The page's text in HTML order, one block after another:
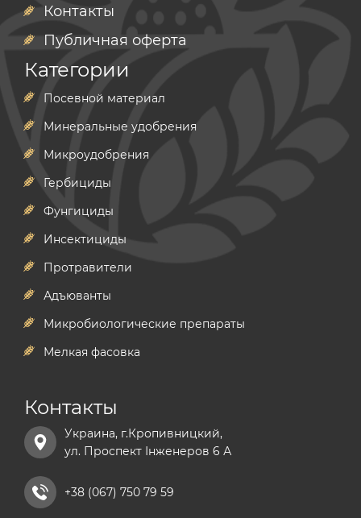
Контакты
Публичная оферта
Категории
Посевной материал
Минеральные удобрения
Микроудобрения
Гербициды
Фунгициды
Инсектициды
Протравители
Адъюванты
Микробиологические препараты
Мелкая фасовка
Контакты
Украина, г.Кропивницкий,
ул. Проспект Інженеров 6 А
+38 (067) 750 79 59